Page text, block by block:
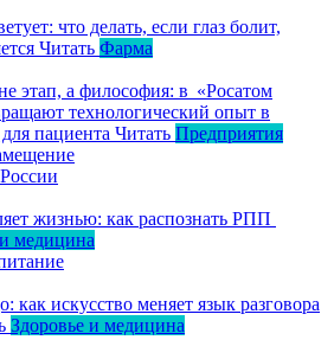
что делать, если глаз болит,
Читать Фарма
этап, а философия: в «Росатом
технологический опыт в
пациента Читать Предприятия
жизнью: как распознать РПП
медицина
как искусство меняет язык разговора
Здоровье и медицина